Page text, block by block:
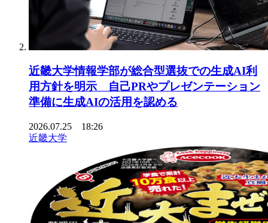
近畿大学情報学部が総合型選抜での生成AI利
用方針を明示 自己PRやプレゼンテーション
準備に生成AIの活用を認める
2026.07.25 18:26
近畿大学